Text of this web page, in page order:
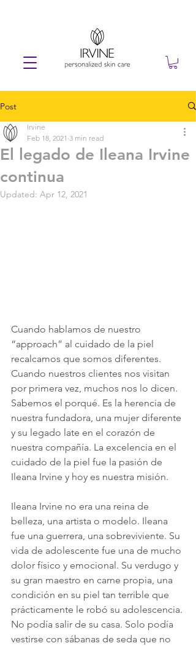
Post
El legado de Ileana Irvine
continua
Irvine
Feb 18, 2021 3 min read
Updated: Apr 12, 2021
Cuando hablamos de nuestro
“approach” al cuidado de la piel
recalcamos que somos diferentes.
Cuando nuestros clientes nos visitan
por primera vez, muchos nos lo dicen.
Sabemos el porqué. Es la herencia de
nuestra fundadora, una mujer diferente
y su legado late en el corazón de
nuestra compañía. La excelencia en el
cuidado de la piel fue la pasión de
Ileana Irvine y hoy es nuestra misión.
Ileana Irvine no era una reina de
belleza, una artista o modelo. Ileana
fue una guerrera, una sobreviviente. Su
vida de adolescente fue una de mucho
dolor físico y emocional. Su verdugo y
su gran maestro en carne propia, una
condición en su piel tan terrible que
prácticamente le robó su adolescencia.
No podía salir de su casa. Solo podía
vestirse con sábanas de seda que no